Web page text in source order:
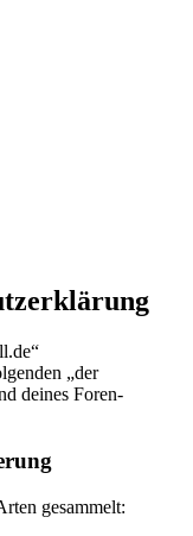
„der
deines Foren-
gesammelt: